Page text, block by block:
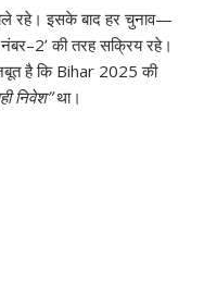
रहे। इसके बाद हर चुनाव—
की तरह सक्रिय रहे।
है कि Bihar 2025 की
निवेश”था।